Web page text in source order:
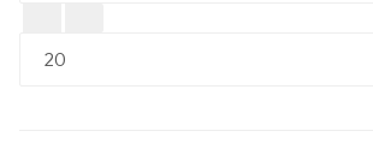
címrészt